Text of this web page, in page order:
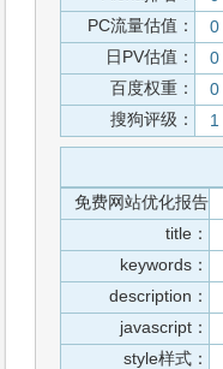
PC流量估值：
0
日PV估值：
0
百度权重：
0
搜狗评级：
1
免费网站优化报告
title：
keywords：
description：
javascript：
style样式：